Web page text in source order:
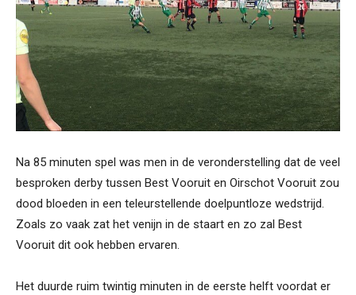
Na 85 minuten spel was men in de veronderstelling dat de veel
besproken derby tussen Best Vooruit en Oirschot Vooruit zou
dood bloeden in een teleurstellende doelpuntloze wedstrijd.
Zoals zo vaak zat het venijn in de staart en zo zal Best
Vooruit dit ook hebben ervaren.
Het duurde ruim twintig minuten in de eerste helft voordat er